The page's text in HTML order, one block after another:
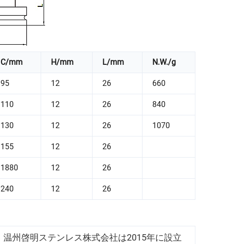
C/mm H/mm L/mm N.W./g
95 12 26 660
110 12 26 840
130 12 26 1070
155 12 26
1880 12 26
240 12 26
温州啓明ステンレス株式会社は2015年に設立